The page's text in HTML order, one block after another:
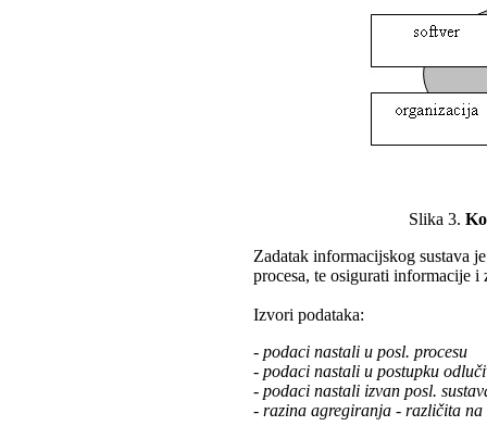
Slika 3.
Zadatak informacijskog sustava
procesa, te osigurati informacije
Izvori podataka:
- podaci nastali u posl. procesu
- podaci nastali u postupku
- podaci nastali izvan posl.
- razina agregiranja - različita